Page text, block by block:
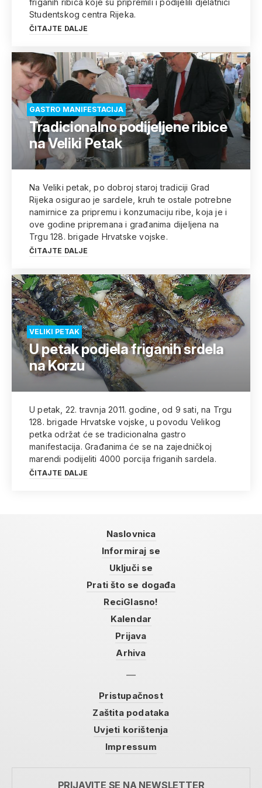
friganih ribica koje su pripremili i podijelili djelatnici
Studentskog centra Rijeka.
ČITAJTE DALJE
GASTRO MANIFESTACIJA
Tradicionalno podijeljene ribice
na Veliki Petak
Na Veliki petak, po dobroj staroj tradiciji Grad
Rijeka osigurao je sardele, kruh te ostale potrebne
namirnice za pripremu i konzumaciju ribe, koja je i
ove godine pripremana i građanima dijeljena na
Trgu 128. brigade Hrvatske vojske.
ČITAJTE DALJE
VELIKI PETAK
U petak podjela friganih srdela
na Korzu
U petak, 22. travnja 2011. godine, od 9 sati, na Trgu
128. brigade Hrvatske vojske, u povodu Velikog
petka održat će se tradicionalna gastro
manifestacija. Građanima će se na zajedničkoj
marendi podijeliti 4000 porcija friganih sardela.
ČITAJTE DALJE
Naslovnica
Informiraj se
Uključi se
Prati što se događa
ReciGlasno!
Kalendar
Prijava
Arhiva
Pristupačnost
Zaštita podataka
Uvjeti korištenja
Impressum
PRIJAVITE SE NA NEWSLETTER